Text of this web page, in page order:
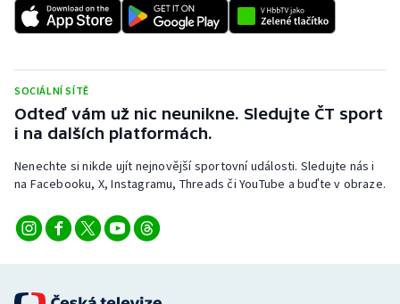
SOCIÁLNÍ SÍTĚ
Odteď vám už nic neunikne. Sledujte ČT sport
i na dalších platformách.
Nenechte si nikde ujít nejnovější sportovní události. Sledujte nás i
na Facebooku, X, Instagramu, Threads či YouTube a buďte v obraze.